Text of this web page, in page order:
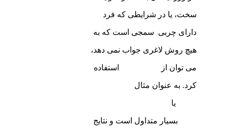
سخت، یا در شرایطی که فرد
دارای چربی سمجی است که به
هیچ روش لاغری جواب نمی دهد،
می توان از استفاده
کرد. به عنوان مثال
یا
بسیار متداول است و نتایج